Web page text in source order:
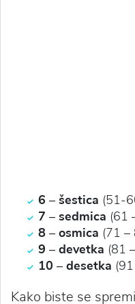
6 – šestica (51-
7 – sedmica (61
8 – osmica (71 –
9 – devetka (81
10 – desetka
Kako biste se